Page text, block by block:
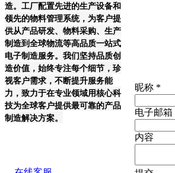
造。工厂配置先进的生产设备和
领先的物料管理系统，为客户提
供从产品研发、物料采购、生产
制造到全球物流等高品质一站式
电子制造服务。我们坚持品质创
造价值，始终专注每个细节，珍
视客户需求，不断提升服务能
力，致力于在专业领域用核心科
技为全球客户提供最可靠的产品
制造解决方案。
昵称 *
电子邮箱
内容